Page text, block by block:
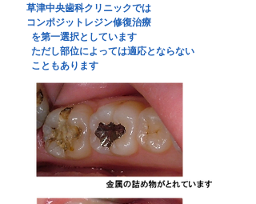
草津中央歯科クリニックでは
​ コンポジットレジン修復治療
を第一選択としています
ただし部位によっては適応とならない
こともあります